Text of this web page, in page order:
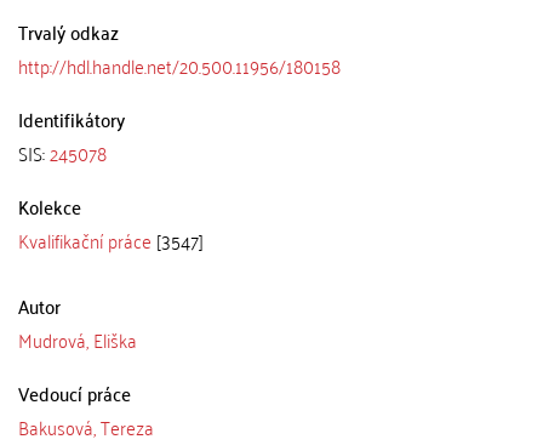
Trvalý odkaz
http://hdl.handle.net/20.500.11956/180158
Identifikátory
SIS:245078
Kolekce
Kvalifikační práce [3547]
Autor
Mudrová, Eliška
Vedoucí práce
Bakusová, Tereza